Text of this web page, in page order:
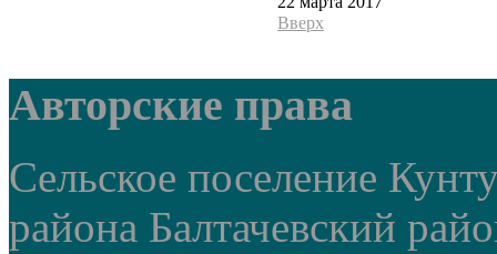
Вверх
Авторские права
Сельское поселение
района Балтачевский